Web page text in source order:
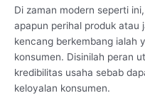
Di zaman modern seperti
apapun perihal produk atau
kencang berkembang ialah
konsumen. Disinilah peran
kredibilitas usaha sebab
keloyalan konsumen.